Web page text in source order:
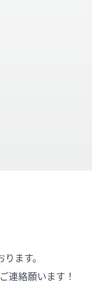
ます。
連絡願います！